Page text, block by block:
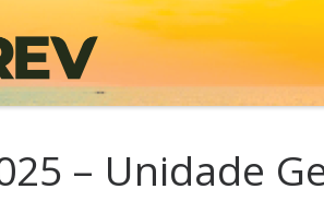
– Unidade